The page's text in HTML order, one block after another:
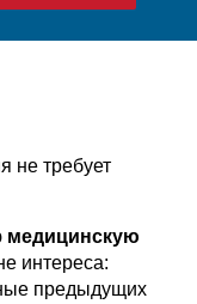
не требует
медицинскую
интереса:
предыдущих